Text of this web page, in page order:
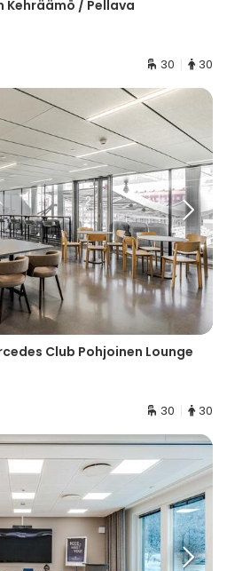
Kehräämö / Pellava
30 30
Club Pohjoinen Lounge
30 30